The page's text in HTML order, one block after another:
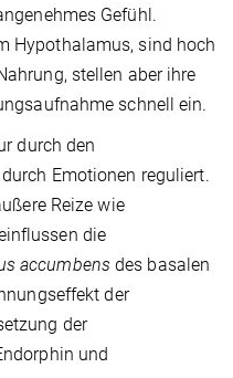
Gefühl.
Hypothalamus, sind hoch
stellen aber ihre
schnell ein.
durch den
Emotionen reguliert.
Reize wie
die
accumbens des basalen
der
der
und